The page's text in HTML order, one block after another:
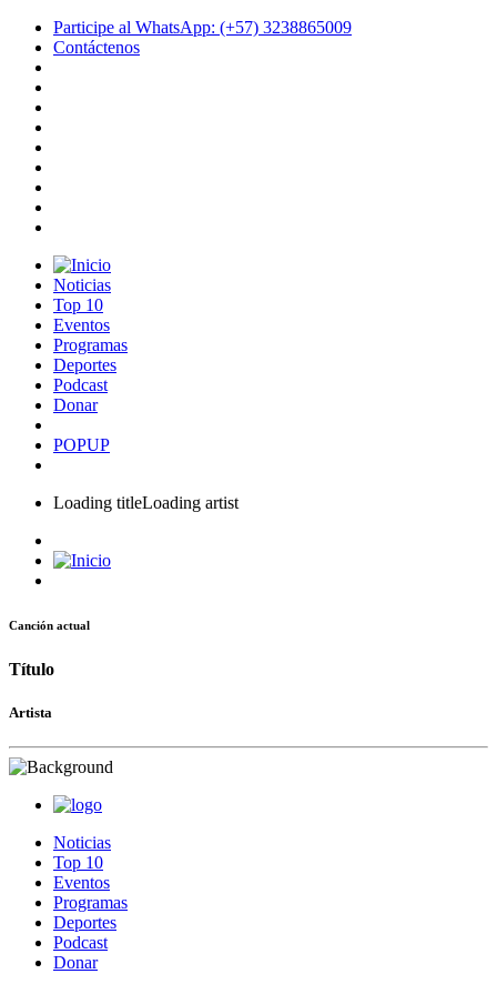
Participe al WhatsApp: (+57) 3238865009
Contáctenos
Noticias
Top 10
Eventos
Programas
Deportes
Podcast
Donar
POPUP
Loading titleLoading artist
Canción actual
Título
Artista
Noticias
Top 10
Eventos
Programas
Deportes
Podcast
Donar